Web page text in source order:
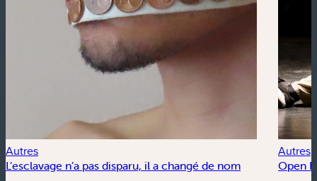
Autres
L’esclavage n’a pas disparu, il a changé de nom
Autres
Open